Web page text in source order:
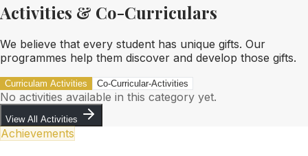
Activities & Co-Curriculars
We believe that every student has unique gifts. Our
programmes help them discover and develop those gifts.
Curriculam Activities Co-Curricular-Activities
No activities available in this category yet.
View All Activities
Achievements